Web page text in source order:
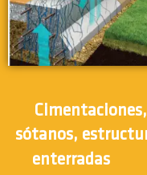
Cimentaciones,
sótanos,
enterradas